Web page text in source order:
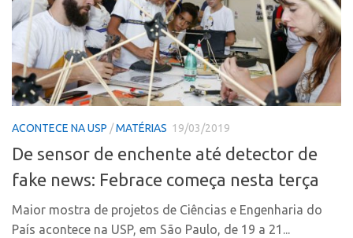
Conexão USP
Conexão Inter-USP
Leis e Normas
Portal do Inventor
Polo São Carlos
Programas
Bolsa Empreendedorismo
Bolsa Startup USP
Conexão USP
Conexão Inter-USP
Leis e Normas
Portal do Inventor
ACONTECE NA USP /MATÉRIAS 19/03/2019
De sensor de enchente até detector de
fake news: Febrace começa nesta terça
Maior mostra de projetos de Ciências e Engenharia do
País acontece na USP, em São Paulo, de 19 a 21...